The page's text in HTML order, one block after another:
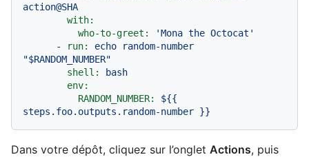
action@SHA
with:
who-to-greet:
'Mona the Octocat'
-
run: echo
random-number
"$RANDOM_NUMBER"
shell:
bash
env:
RANDOM_NUMBER:
${{
steps.foo.outputs.random-number }}
Dans votre dépôt, cliquez sur l’onglet Actions, puis